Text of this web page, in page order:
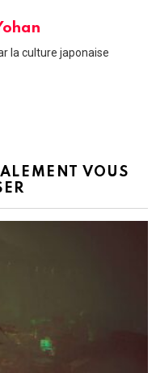
la culture japonaise
VOUS